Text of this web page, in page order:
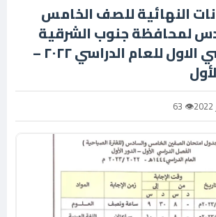
النهائية للصف الخامس
لمحافظة جنوب الشرقية
الفصل الدراسي الاول للعام الدراسي ٢٠٢٢ –
👁 63